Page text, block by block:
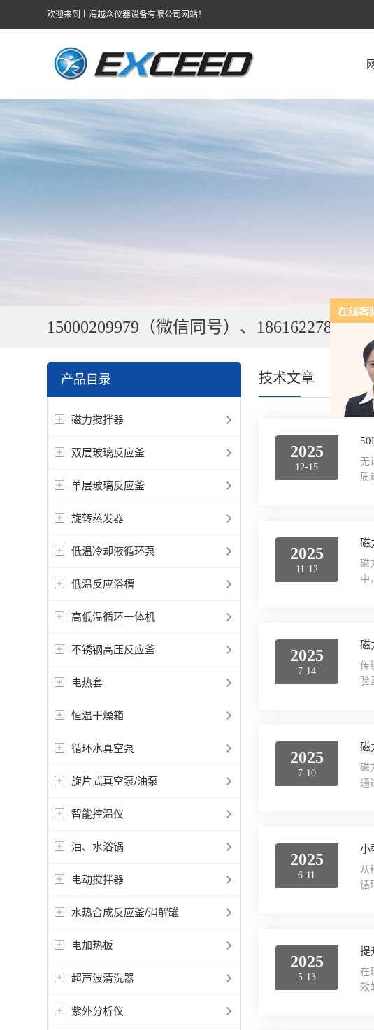
欢迎来到上海越众仪器设备有限公司网站！
15000209979（微信同号）、18616227849
产品目录
磁力搅拌器
双层玻璃反应釜
单层玻璃反应釜
旋转蒸发器
低温冷却液循环泵
低温反应浴槽
高低温循环一体机
不锈钢高压反应釜
电热套
恒温干燥箱
循环水真空泵
旋片式真空泵/油泵
智能控温仪
油、水浴锅
电动搅拌器
水热合成反应釜/消解罐
电加热板
超声波清洗器
紫外分析仪
技术文章
2025
12-15
无
质
2025
11-12
磁
磁
中
2025
7-14
磁
传
验
2025
7-10
磁
磁
通
2025
6-11
小
从
循
2025
5-13
提
在
效